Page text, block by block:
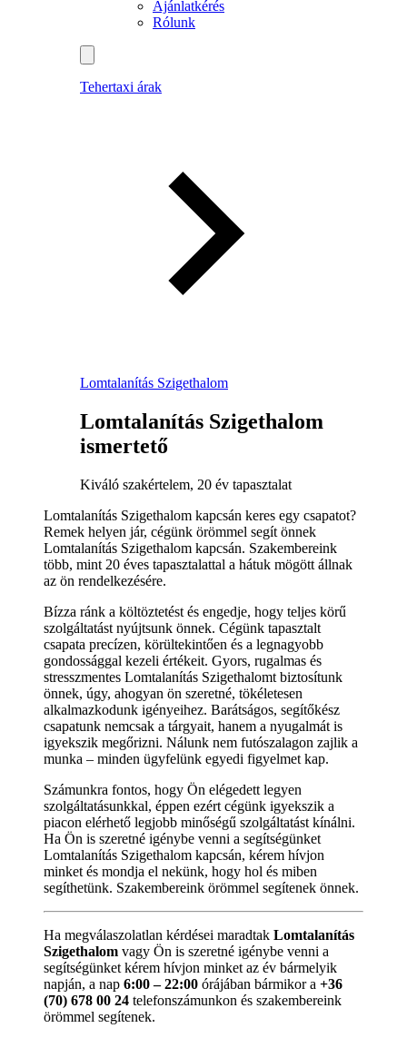
Ajánlatkérés
Rólunk
Tehertaxi árak
Lomtalanítás Szigethalom
Lomtalanítás Szigethalom
ismertető
Kiváló szakértelem, 20 év tapasztalat
Lomtalanítás Szigethalom kapcsán keres egy csapatot?
Remek helyen jár, cégünk örömmel segít önnek
Lomtalanítás Szigethalom kapcsán. Szakembereink
több, mint 20 éves tapasztalattal a hátuk mögött állnak
az ön rendelkezésére.
Bízza ránk a költöztetést és engedje, hogy teljes körű
szolgáltatást nyújtsunk önnek. Cégünk tapasztalt
csapata precízen, körültekintően és a legnagyobb
gondossággal kezeli értékeit. Gyors, rugalmas és
stresszmentes Lomtalanítás Szigethalomt biztosítunk
önnek, úgy, ahogyan ön szeretné, tökéletesen
alkalmazkodunk igényeihez. Barátságos, segítőkész
csapatunk nemcsak a tárgyait, hanem a nyugalmát is
igyekszik megőrizni. Nálunk nem futószalagon zajlik a
munka – minden ügyfelünk egyedi figyelmet kap.
Számunkra fontos, hogy Ön elégedett legyen
szolgáltatásunkkal, éppen ezért cégünk igyekszik a
piacon elérhető legjobb minőségű szolgáltatást kínálni.
Ha Ön is szeretné igénybe venni a segítségünket
Lomtalanítás Szigethalom kapcsán, kérem hívjon
minket és mondja el nekünk, hogy hol és miben
segíthetünk. Szakembereink örömmel segítenek önnek.
Ha megválaszolatlan kérdései maradtak Lomtalanítás
Szigethalom vagy Ön is szeretné igénybe venni a
segítségünket kérem hívjon minket az év bármelyik
napján, a nap 6:00 – 22:00 órájában bármikor a +36
(70) 678 00 24 telefonszámunkon és szakembereink
örömmel segítenek.